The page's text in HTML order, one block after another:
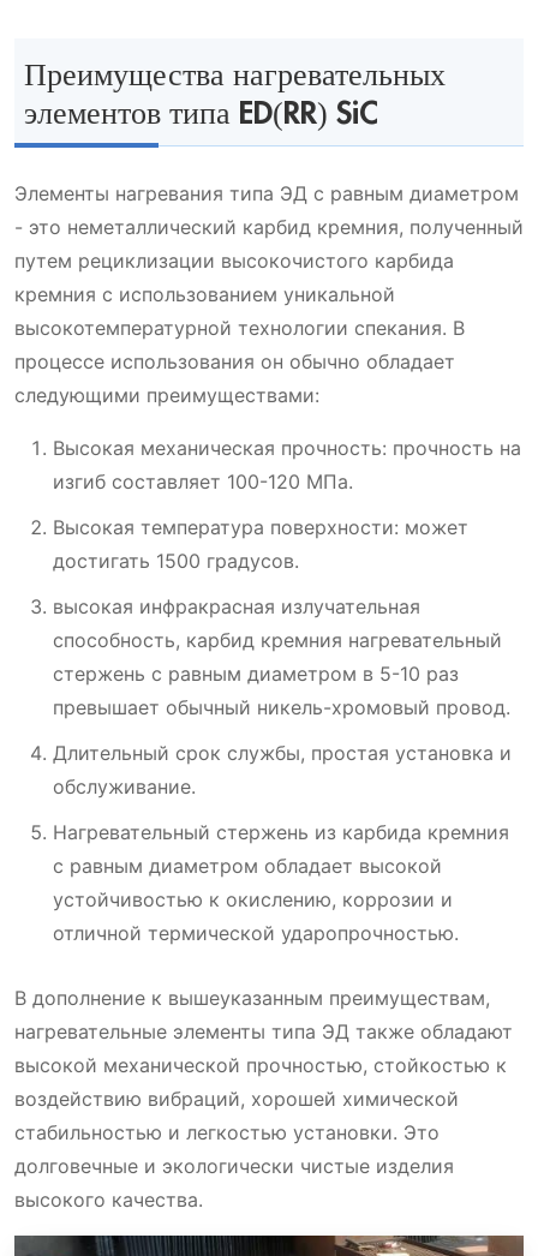
Преимущества нагревательных
элементов типа ED(RR) SiC
Элементы нагревания типа ЭД с равным диаметром
- это неметаллический карбид кремния, полученный
путем рециклизации высокочистого карбида
кремния с использованием уникальной
высокотемпературной технологии спекания. В
процессе использования он обычно обладает
следующими преимуществами:
Высокая механическая прочность: прочность на
изгиб составляет 100-120 МПа.
Высокая температура поверхности: может
достигать 1500 градусов.
высокая инфракрасная излучательная
способность, карбид кремния нагревательный
стержень с равным диаметром в 5-10 раз
превышает обычный никель-хромовый провод.
Длительный срок службы, простая установка и
обслуживание.
Нагревательный стержень из карбида кремния
с равным диаметром обладает высокой
устойчивостью к окислению, коррозии и
отличной термической ударопрочностью.
В дополнение к вышеуказанным преимуществам,
нагревательные элементы типа ЭД также обладают
высокой механической прочностью, стойкостью к
воздействию вибраций, хорошей химической
стабильностью и легкостью установки. Это
долговечные и экологически чистые изделия
высокого качества.